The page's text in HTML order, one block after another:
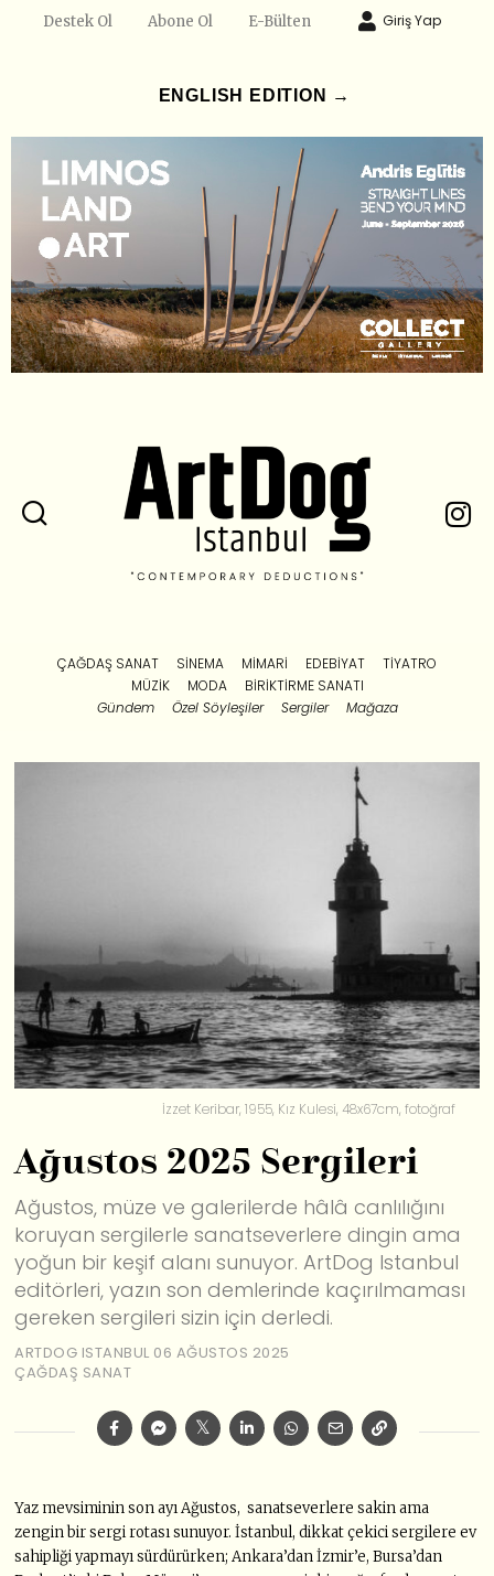
Destek Ol Abone Ol E-Bülten Giriş Yap
ENGLISH EDITION →
ÇAĞDAŞ SANAT SINEMA MIMARI EDEBIYAT
TIYATRO
MÜZIK
MODA
BIRIKTIRME SANATI
Gündem
Özel Söyleşiler Sergiler Mağaza
İzzet Keribar, 1955, Kız Kulesi, 48x67cm, fotoğraf
Ağustos 2025 Sergileri
Ağustos, müze ve galerilerde hâlâ canlılığını
koruyan sergilerle sanatseverlere dingin ama
yoğun bir keşif alanı sunuyor. ArtDog Istanbul
editörleri, yazın son demlerinde kaçırılmaması
gereken sergileri sizin için derledi.
ARTDOG ISTANBUL 06 AĞUSTOS 2025
ÇAĞDAŞ SANAT
Yaz mevsiminin son ayı Ağustos, sanatseverlere sakin ama
zengin bir sergi rotası sunuyor. İstanbul, dikkat çekici sergilere ev
sahipliği yapmayı sürdürürken; Ankara’dan İzmir’e, Bursa’dan